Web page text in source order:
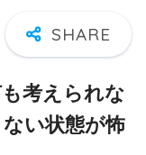
考えられな
い状態が怖